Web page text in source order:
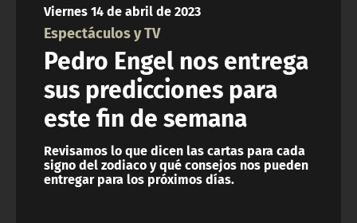
Viernes 14 de abril de 2023
Espectáculos y TV
Pedro Engel nos entrega
sus predicciones para
este fin de semana
Revisamos lo que dicen las cartas para cada
signo del zodiaco y qué consejos nos pueden
entregar para los próximos días.